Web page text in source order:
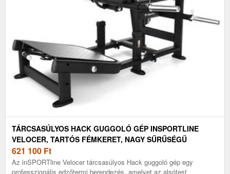
TÁRCSASÚLYOS HACK GUGGOLÓ GÉP INSPORTLINE
VELOCER, TARTÓS FÉMKERET, NAGY SŰRŰSÉGŰ
ERGONOMIKUS PÁRNÁZÁS, ERGONOMIKUS VÁLL- ÉS
HÁTTÁMASZOK
621 100 Ft
Az inSPORTline Velocer tárcsasúlyos Hack guggoló gép egy
professzionális edzőtermi berendezés, amelyet az alsótest